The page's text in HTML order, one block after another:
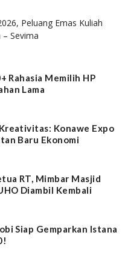
Peluang Emas Kuliah
Sevima
Rahasia Memilih HP
Lama
Konawe Expo
Baru Ekonomi
RT, Mimbar Masjid
Diambil Kembali
Siap Gemparkan Istana